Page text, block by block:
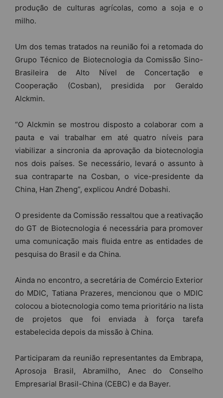
produção de culturas agrícolas, como a soja e o
milho.
Um dos temas tratados na reunião foi a retomada do
Grupo Técnico de Biotecnologia da Comissão Sino-
Brasileira de Alto Nível de Concertação e
Cooperação (Cosban), presidida por Geraldo
Alckmin.
“O Alckmin se mostrou disposto a colaborar com a
pauta e vai trabalhar em até quatro níveis para
viabilizar a sincronia da aprovação da biotecnologia
nos dois países. Se necessário, levará o assunto à
sua contraparte na Cosban, o vice-presidente da
China, Han Zheng”, explicou André Dobashi.
O presidente da Comissão ressaltou que a reativação
do GT de Biotecnologia é necessária para promover
uma comunicação mais fluida entre as entidades de
pesquisa do Brasil e da China.
Ainda no encontro, a secretária de Comércio Exterior
do MDIC, Tatiana Prazeres, mencionou que o MDIC
colocou a biotecnologia como tema prioritário na lista
de projetos que foi enviada à força tarefa
estabelecida depois da missão à China.
Participaram da reunião representantes da Embrapa,
Aprosoja Brasil, Abramilho, Anec do Conselho
Empresarial Brasil-China (CEBC) e da Bayer.